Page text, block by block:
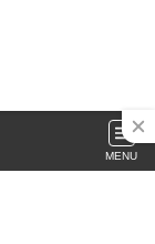
MENU